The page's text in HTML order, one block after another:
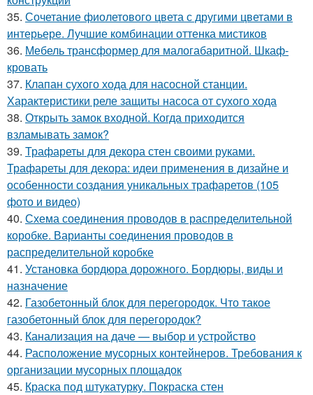
35. Сочетание фиолетового цвета с другими цветами в
интерьере. Лучшие комбинации оттенка мистиков
36. Мебель трансформер для малогабаритной. Шкаф-
кровать
37. Клапан сухого хода для насосной станции.
Характеристики реле защиты насоса от сухого хода
38. Открыть замок входной. Когда приходится
взламывать замок?
39. Трафареты для декора стен своими руками.
Трафареты для декора: идеи применения в дизайне и
особенности создания уникальных трафаретов (105
фото и видео)
40. Схема соединения проводов в распределительной
коробке. Варианты соединения проводов в
распределительной коробке
41. Установка бордюра дорожного. Бордюры, виды и
назначение
42. Газобетонный блок для перегородок. Что такое
газобетонный блок для перегородок?
43. Канализация на даче — выбор и устройство
44. Расположение мусорных контейнеров. Требования к
организации мусорных площадок
45. Краска под штукатурку. Покраска стен